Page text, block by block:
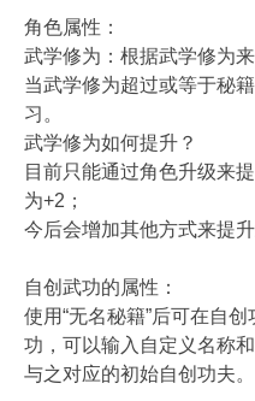
角色属性：
武学修为：根据武学修为
当武学修为超过或等于秘
习。
武学修为如何提升？
目前只能通过角色升级来
为+2；
今后会增加其他方式来提升
自创武功的属性：
使用“无名秘籍”后可在自
功，可以输入自定义名称
与之对应的初始自创功夫。